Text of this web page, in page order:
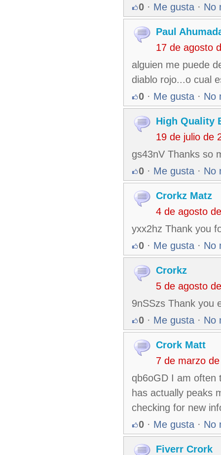
0 · Me gusta · No
Paul
17 de agosto
alguien me puede
diablo rojo...o cual
0 · Me gusta · No
High Quality
19 de julio de
gs43nV Thanks so
0 · Me gusta · No
Crorkz Matz
4 de agosto
yxx2hz Thank you
0 · Me gusta · No
Crorkz
5 de agosto
9nSSzs Thank you
0 · Me gusta · No
Crork Matt
7 de marzo
qb6oGD I am often
has actually peaks
checking for new
0 · Me gusta · No
Fiverr Crork